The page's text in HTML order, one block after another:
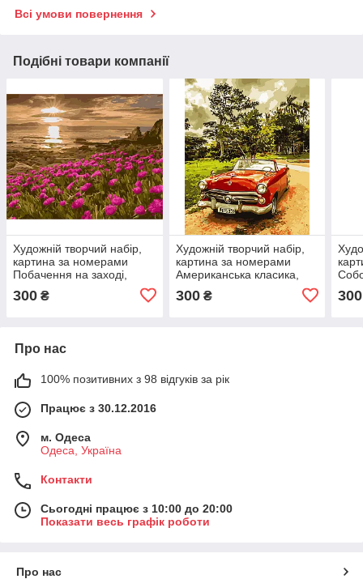
Всі умови повернення
Подібні товари компанії
Художній творчий набір,
картина за номерами
Побачення на заході,
(AS0191)
300 ₴
Художній творчий набір,
картина за номерами
Американська класика,
(AS0526)
300₴ 300
Про нас
100% позитивних з 98 відгуків за рік
Працює з 30.12.2016
м. Одеса
Одеса, Україна
Контакти
Сьогодні працює з 10:00 до 20:00
Показати весь графік роботи
Про нас